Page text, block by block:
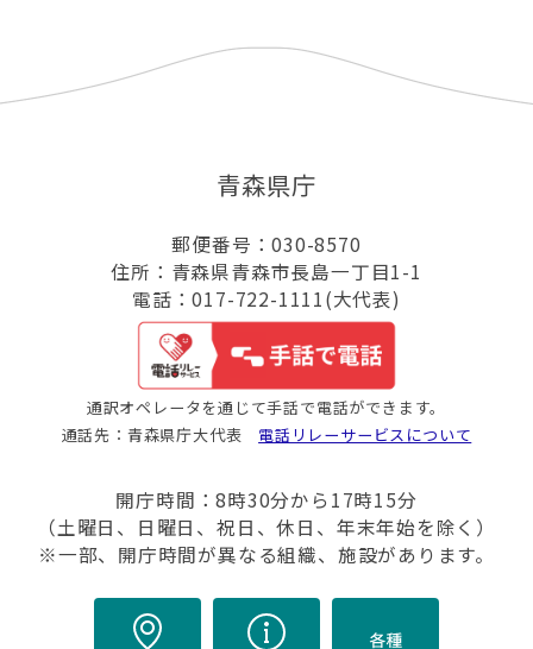
青森県庁
郵便番号：030-8570
住所：青森県青森市長島一丁目1-1
電話：017-722-1111(大代表)
通訳オペレータを通じて手話で電話ができます。
通話先：青森県庁大代表 電話リレーサービスについて
開庁時間：8時30分から17時15分
（土曜日、日曜日、祝日、休日、年末年始を除く）
※一部、開庁時間が異なる組織、施設があります。